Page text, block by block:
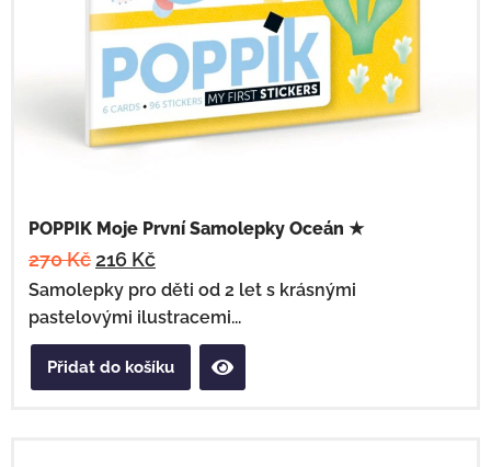
POPPIK Moje První Samolepky Oceán ★
270Kč 216 Kč
Samolepky pro děti od 2 let s krásnými
pastelovými ilustracemi...
Přidat do košíku